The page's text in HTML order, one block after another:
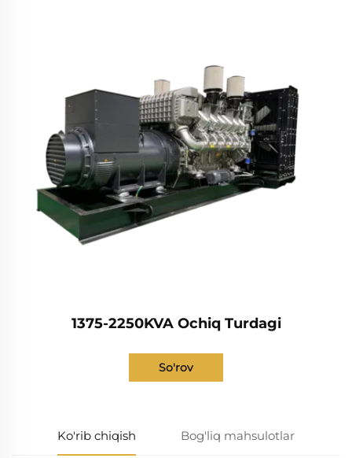
1375-2250KVA Ochiq Turdagi
So'rov
Ko'rib chiqish Bog'liq mahsulotlar